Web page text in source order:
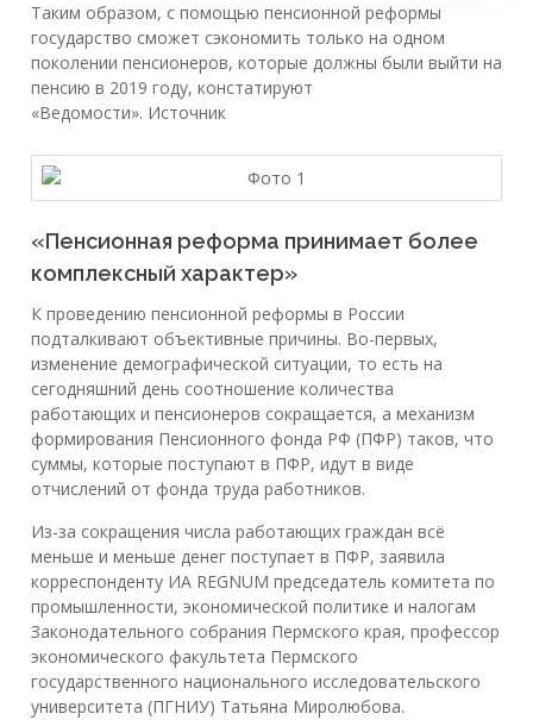
Таким образом, с помощью пенсионной реформы
государство сможет сэкономить только на одном
поколении пенсионеров, которые должны были выйти на
пенсию в 2019 году, констатируют
«Ведомости». Источник
«Пенсионная реформа принимает более
комплексный характер»
К проведению пенсионной реформы в России
подталкивают объективные причины. Во-первых,
изменение демографической ситуации, то есть на
сегодняшний день соотношение количества
работающих и пенсионеров сокращается, а механизм
формирования Пенсионного фонда РФ (ПФР) таков, что
суммы, которые поступают в ПФР, идут в виде
отчислений от фонда труда работников.
Из-за сокращения числа работающих граждан всё
меньше и меньше денег поступает в ПФР, заявила
корреспонденту ИА REGNUM председатель комитета по
промышленности, экономической политике и налогам
Законодательного собрания Пермского края, профессор
экономического факультета Пермского
государственного национального исследовательского
университета (ПГНИУ) Татьяна Миролюбова.